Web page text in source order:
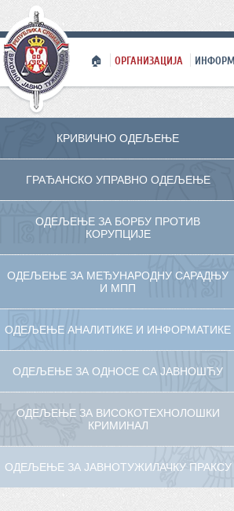
🏠 ОРГАНИЗАЦИЈА
КРИВИЧНО ОДЕЉЕЊЕ
ГРАЂАНСКО УПРАВНО ОДЕЉЕЊЕ
ОДЕЉЕЊЕ ЗА БОРБУ ПРОТИВ
КОРУПЦИЈЕ
ОДЕЉЕЊЕ ЗА МЕЂУНАРОДНУ САРАДЊУ
И МПП
ОДЕЉЕЊЕ АНАЛИТИКЕ И ИНФОРМАТИКЕ
ОДЕЉЕЊЕ ЗА ОДНОСЕ СА ЈАВНОШЋУ
ОДЕЉЕЊЕ ЗА ВИСОКОТЕХНОЛОШКИ
КРИМИНАЛ
ОДЕЉЕЊЕ ЗА ЈАВНОТУЖИЛАЧКУ ПРАКСУ